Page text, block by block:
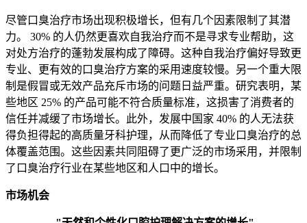
尽管口臭治疗市场出现积极增长，但有几个因素限制了其潜
力。 30% 的人仍然更喜欢自我治疗而不是寻求专业帮助，这
对处方治疗的蓬勃发展构成了障碍。这种自我治疗偏好导致更
专业、更有效的口臭治疗方案的采用速度较慢。另一个重大限
制是假冒或无效产品充斥市场的问题日益严重。研究表明，某
些地区 25% 的产品可能不符合质量标准，这损害了消费者的
信任并减缓了市场增长。此外，发展中国家 40% 的人无法获
得负担得起的高质量牙科护理，从而降低了专业口臭治疗的总
体覆盖范围。这些因素共同阻碍了更广泛的市场采用，并限制
了口臭治疗行业在某些地区和人口中的增长。
市场机会